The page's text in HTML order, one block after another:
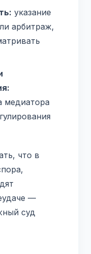
указание
арбитраж,
медиатора
что в
—
суд